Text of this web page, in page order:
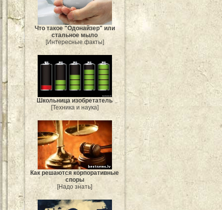
Что такое "Одонайзер" или
стальное мыло
[Интересные факты]
Школьница изобретатель
[Техника и наука]
Как решаются корпоративные
споры
[Надо знать]